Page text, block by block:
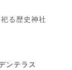
る歴史神社
ンテラス